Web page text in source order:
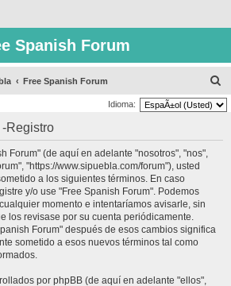
Spanish Forum
Free Spanish Forum
u
Idioma:
Registro
Forum" (de aquí en adelante "nosotros", "nos",
"https://www.sipuebla.com/forum"), usted
a los siguientes términos. En caso
y/o use "Free Spanish Forum". Podemos
momento e intentaríamos avisarle, sin
los revisase por su cuenta periódicamente.
Forum" después de esos cambios significa
sometido a esos nuevos términos tal como
por phpBB (de aquí en adelante "ellos",